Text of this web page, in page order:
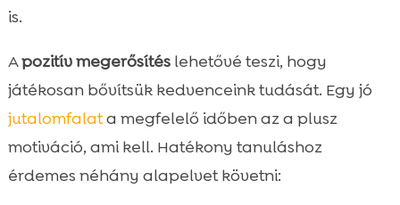
is.
Apozitív megerősítéslehetővé teszi, hogy
játékosan bővítsük kedvenceink tudását. Egy jó
jutalomfalata megfelelő időben az a plusz
motiváció, ami kell. Hatékony tanuláshoz
érdemes néhány alapelvet követni: